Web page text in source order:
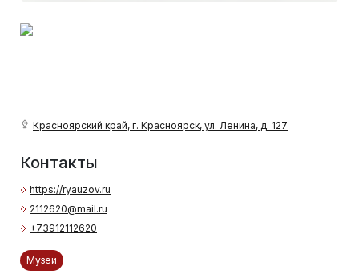
Красноярский край, г. Красноярск, ул. Ленина, д. 127
Контакты
https://ryauzov.ru
2112620@mail.ru
+73912112620
Музеи